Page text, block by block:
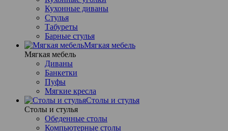
Кухонные диваны
Стулья
Табуреты
Барные стулья
Мягкая мебель
Мягкая мебель
Диваны
Банкетки
Пуфы
Мягкие кресла
Столы и стулья
Столы и стулья
Обеденные столы
Компьютерные столы